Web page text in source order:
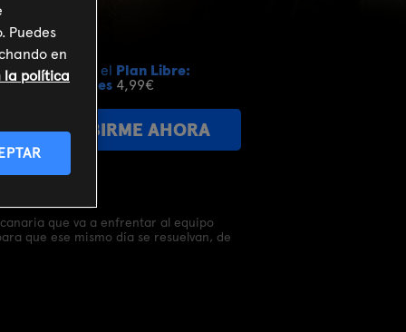
SUSCRIBIRME AHORA
Incluido en el Plan Libre:
Cine y Series 4,99€
que va a enfrentar al equipo
que ese mismo día se resuelvan, de
Puedes
en
la política